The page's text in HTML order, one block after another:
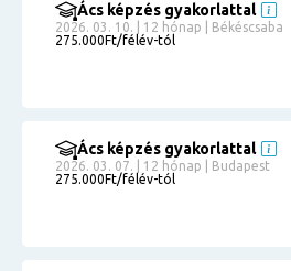
Ács képzés gyakorlattal
2026. 03. 10. | 12 hónap | Békéscsaba
275.000Ft/félév-tól
Ács képzés gyakorlattal
2026. 03. 07. | 12 hónap | Budapest
275.000Ft/félév-tól